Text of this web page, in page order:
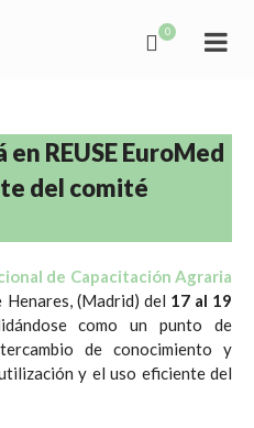
0
REUSE EuroMed
del comité
de Capacitación Agraria
Henares, (Madrid) del 17 al 19
como un punto de
de conocimiento y
y el uso eficiente del